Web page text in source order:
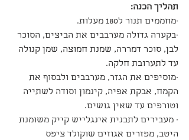
תהליך הכנה:
·מחממים תנור ל180 מעלות.
·בקערה גדולה מערבבים את הביצים, הסוכר
לבן, סוכר דמררה, שמנת חמוצה, שמן קנולה
עד לתערובת חלקה.
·מוסיפים את הגזר, מערבבים ולבסוף את
הקמח, אבקת אפיה, קינמון וסודה לשתייה
וטורפים עד שאין גושים.
· מעבירים לתבנית אינגלייש קייק משומנת
היטב, מפזרים אגוזים שוקולד ציפס